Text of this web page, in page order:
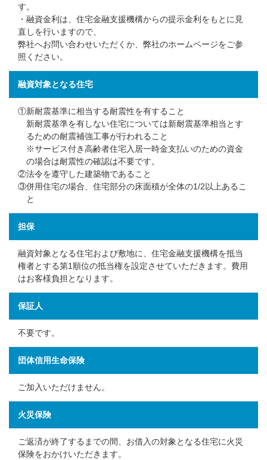
す。
・融資金利は、住宅金融支援機構からの提示金利をもとに見
直しを行いますので、
弊社へお問い合わせいただくか、弊社のホームページをご参
照ください。
融資対象となる住宅
①新耐震基準に相当する耐震性を有すること
新耐震基準を有しない住宅については新耐震基準相当とす
るための耐震補強工事が行われること
※サービス付き高齢者住宅入居一時金支払いのための資金
の場合は耐震性の確認は不要です。
②法令を遵守した建築物であること
③併用住宅の場合、住宅部分の床面積が全体の1/2以上あるこ
と
担保
融資対象となる住宅および敷地に、住宅金融支援機構を抵当
権者とする第1順位の抵当権を設定させていただきます。費用
はお客様負担となります。
保証人
不要です。
団体信用生命保険
ご加入いただけません。
火災保険
ご返済が終了するまでの間、お借入の対象となる住宅に火災
保険をおかけいただきます。